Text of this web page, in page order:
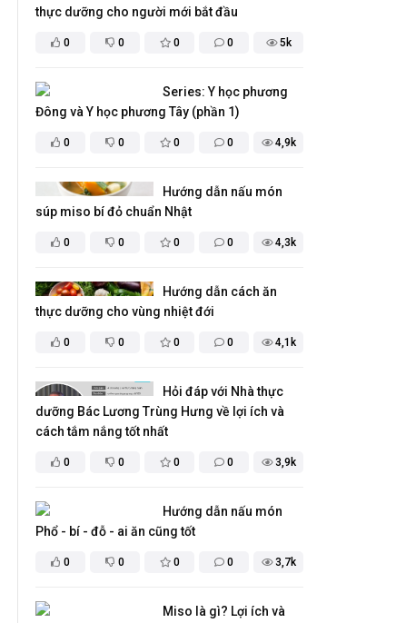
0 0 0 0 5k
thực dưỡng cho người mới bắt đầu
0 0 0 0 4,9k
Series: Y học phương
Đông và Y học phương Tây (phần 1)
0 0 0 0 4,3k
Hướng dẫn nấu món
súp miso bí đỏ chuẩn Nhật
0 0 0 0 4,1k
Hướng dẫn cách ăn
thực dưỡng cho vùng nhiệt đới
0 0 0 0 3,9k
Hỏi đáp với Nhà thực
dưỡng Bác Lương Trùng Hưng về lợi ích và
cách tắm nắng tốt nhất
0 0 0 0 3,7k
Hướng dẫn nấu món
Phổ - bí - đỗ - ai ăn cũng tốt
Miso là gì? Lợi ích và